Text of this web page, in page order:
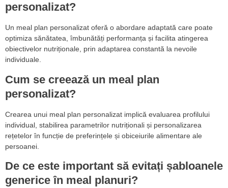
personalizat?
Un meal plan personalizat oferă o abordare adaptată care poate
optimiza sănătatea, îmbunătăți performanța și facilita atingerea
obiectivelor nutriționale, prin adaptarea constantă la nevoile
individuale.
Cum se creează un meal plan
personalizat?
Crearea unui meal plan personalizat implică evaluarea profilului
individual, stabilirea parametrilor nutriționali și personalizarea
rețetelor în funcție de preferințele și obiceiurile alimentare ale
persoanei.
De ce este important să evitați șabloanele
generice în meal planuri?